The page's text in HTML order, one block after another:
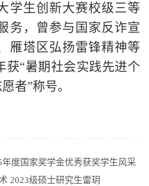
学生创新大赛校级三等
务，曾参与国家反诈宣
雁塔区弘扬雷锋精神等
获“暑期社会实践先进个
者”称号。
度国家奖学金优秀获奖学生风采
2023级硕士研究生雷玥